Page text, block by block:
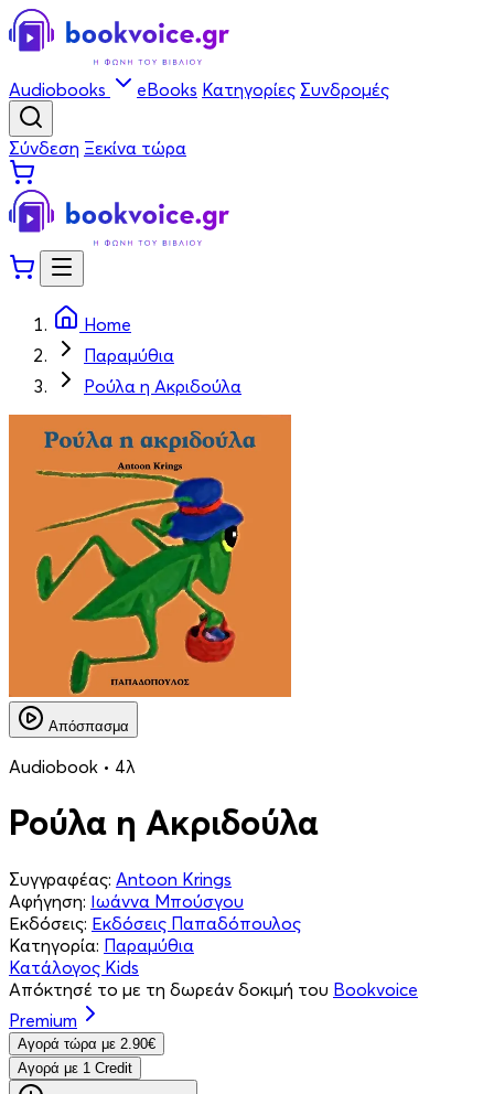
Audiobooks eBooks Κατηγορίες Συνδρομές
Σύνδεση Ξεκίνα τώρα
Home
Παραμύθια
Ρούλα η Ακριδούλα
Απόσπασμα
Audiobook • 4λ
Ρούλα η Ακριδούλα
Συγγραφέας: Antoon Krings
Αφήγηση: Ιωάννα Μπούσγου
Εκδόσεις: Εκδόσεις Παπαδόπουλος
Κατηγορία: Παραμύθια
Κατάλογος Kids
Απόκτησέ το με τη δωρεάν δοκιμή του Bookvoice
Premium
Aγορά τώρα με 2.90€
Aγορά με 1 Credit